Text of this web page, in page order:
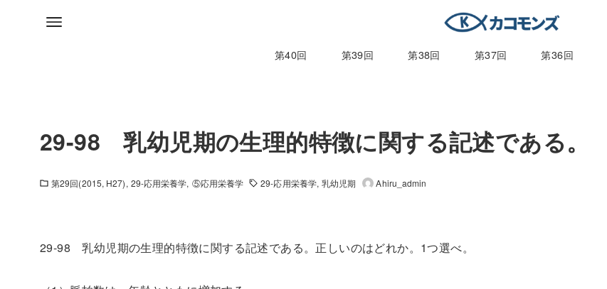
第40回 第39回 第38回 第37回 第36回
29-98 乳幼児期の生理的特徴に関する記述である。
第29回(2015, H27) 29-応用栄養学 ⑤応用栄養学 29-応用栄養学 乳幼児期 Ahiru_admin
29-98 乳幼児期の生理的特徴に関する記述である。正しいのはどれか。1つ選べ。